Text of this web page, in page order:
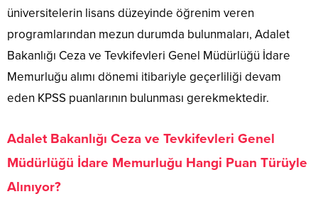
üniversitelerin lisans düzeyinde öğrenim veren
programlarından mezun durumda bulunmaları, Adalet
Bakanlığı Ceza ve Tevkifevleri Genel Müdürlüğü İdare
Memurluğu alımı dönemi itibariyle geçerliliği devam
eden KPSS puanlarının bulunması gerekmektedir.
Adalet Bakanlığı Ceza ve Tevkifevleri Genel
Müdürlüğü İdare Memurluğu Hangi Puan Türüyle
Alınıyor?